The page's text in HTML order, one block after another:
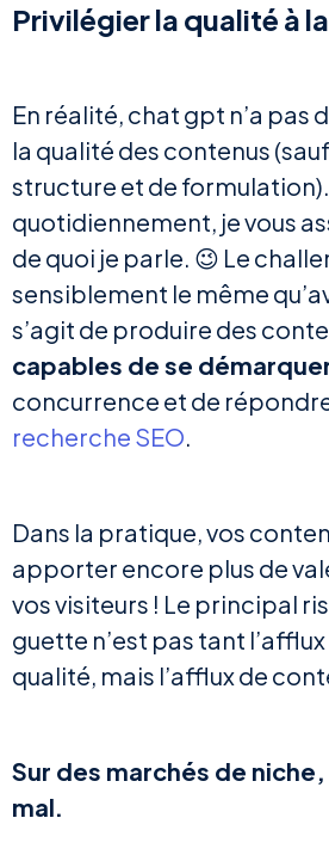
Privilégier la qualité à
En réalité, chat gpt n’a pas
la qualité des contenus
structure et de
quotidiennement, je vous
de quoi je parle. 😉 Le
sensiblement le même
s’agit de produire des
capables de se
concurrence et de
recherche SEO.
Dans la pratique, vos
apporter encore plus de
vos visiteurs ! Le principal
guette n’est pas tant
qualité, mais l’afflux de
Sur des marchés de
mal.